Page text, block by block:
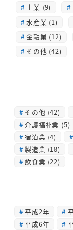
士業 (9)
水産業 (1)
金融業 (12)
その他 (42)
その他 (42)
介護福祉業 (5)
宿泊業 (4)
製造業 (18)
飲食業 (22)
平成2年
平成6年